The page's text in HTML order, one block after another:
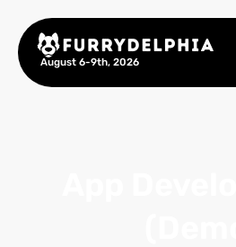
August 6-9th, 2026